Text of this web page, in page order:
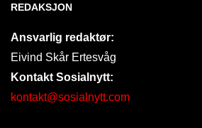
REDAKSJON
Ansvarlig redaktør:
Eivind Skår Ertesvåg
Kontakt Sosialnytt:
kontakt@sosialnytt.com